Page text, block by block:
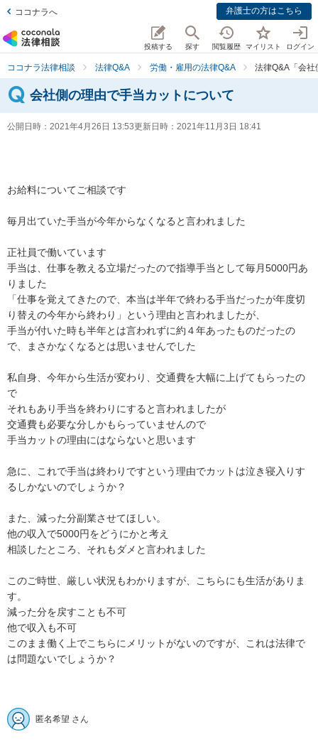
ココナラへ 弁護士の方はこちら
投稿する 探す 閲覧履歴 マイリスト ログイン
ココナラ法律相談 法律Q&A 労働・雇用の法律Q&A 法律Q&A「会
会社側の理由で手当カットについて
公開日時： 2021年4月26日 13:53更新日時： 2021年11月3日 18:41
お給料についてご相談です
毎月出ていた手当が今年からなくなると言われました
正社員で働いています
手当は、仕事を教える立場だったので指導手当として毎月5000円あ
りました
「仕事を覚えてきたので、本当は半年で終わる手当だったが年度切
り替えの今年から終わり」という理由と言われましたが、
手当が付いた時も半年とは言われずに約４年あったものだったの
で、まさかなくなるとは思いませんでした
私自身、今年から生活が変わり、交通費を大幅に上げてもらったの
で
それもあり手当を終わりにすると言われましたが
交通費も必要な分しかもらっていませんので
手当カットの理由にはならないと思います
急に、これで手当は終わりですという理由でカットは泣き寝入りす
るしかないのでしょうか？
また、減った分副業させてほしい。
他の収入で5000円をどうにかと考え
相談したところ、それもダメと言われました
このご時世、厳しい状況もわかりますが、こちらにも生活がありま
す。
減った分を戻すことも不可
他で収入も不可
このまま働く上でこちらにメリットがないのですが、これは法律で
は問題ないでしょうか？
匿名希望 さん